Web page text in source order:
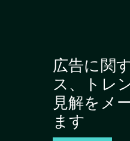
広告に関
ス、トレ
見解をメ
ます